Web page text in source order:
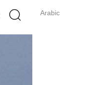
Arabic